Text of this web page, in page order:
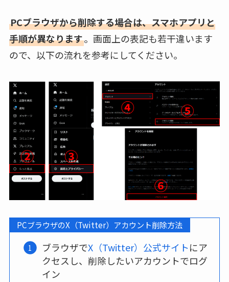
PCブラウザから削除する場合は、スマホアプリと
手順が異なります。画面上の表記も若干違います
ので、以下の流れを参考にしてください。
PCブラウザのX（Twitter）アカウント削除方法
ブラウザでX（Twitter）公式サイトにア
クセスし、削除したいアカウントでログ
イン